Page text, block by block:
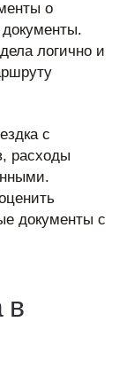
о
логично и
с
расходы
документы с
в